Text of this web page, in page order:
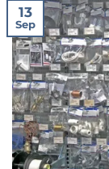
13
Sep